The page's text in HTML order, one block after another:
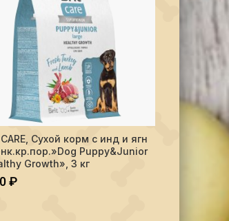
12кг Puppy&Junior L Healthy Growth",
BRIT CARE, Сухой корм с инд и ягн д/
В КОРЗИНУ
CARE, Сухой корм с инд и ягн
Puppy&Junior
Growth», 3 кг
₽